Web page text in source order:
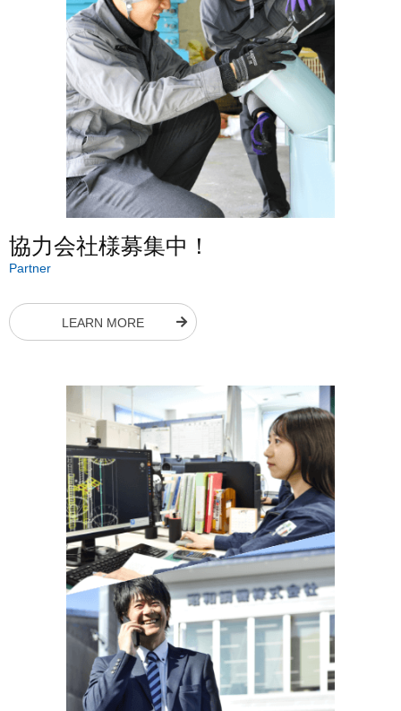
協力会社様募集中！
Partner
LEARN MORE